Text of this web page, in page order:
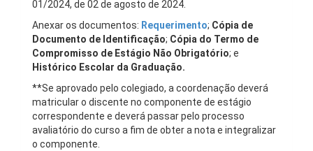
01/2024, de 02 de agosto de 2024.
Anexar os documentos: Requerimento; Cópia de
Documento de Identificação; Cópia do Termo de
Compromisso de Estágio Não Obrigatório; e
Histórico Escolar da Graduação.
**Se aprovado pelo colegiado, a coordenação deverá
matricular o discente no componente de estágio
correspondente e deverá passar pelo processo
avaliatório do curso a fim de obter a nota e integralizar
o componente.